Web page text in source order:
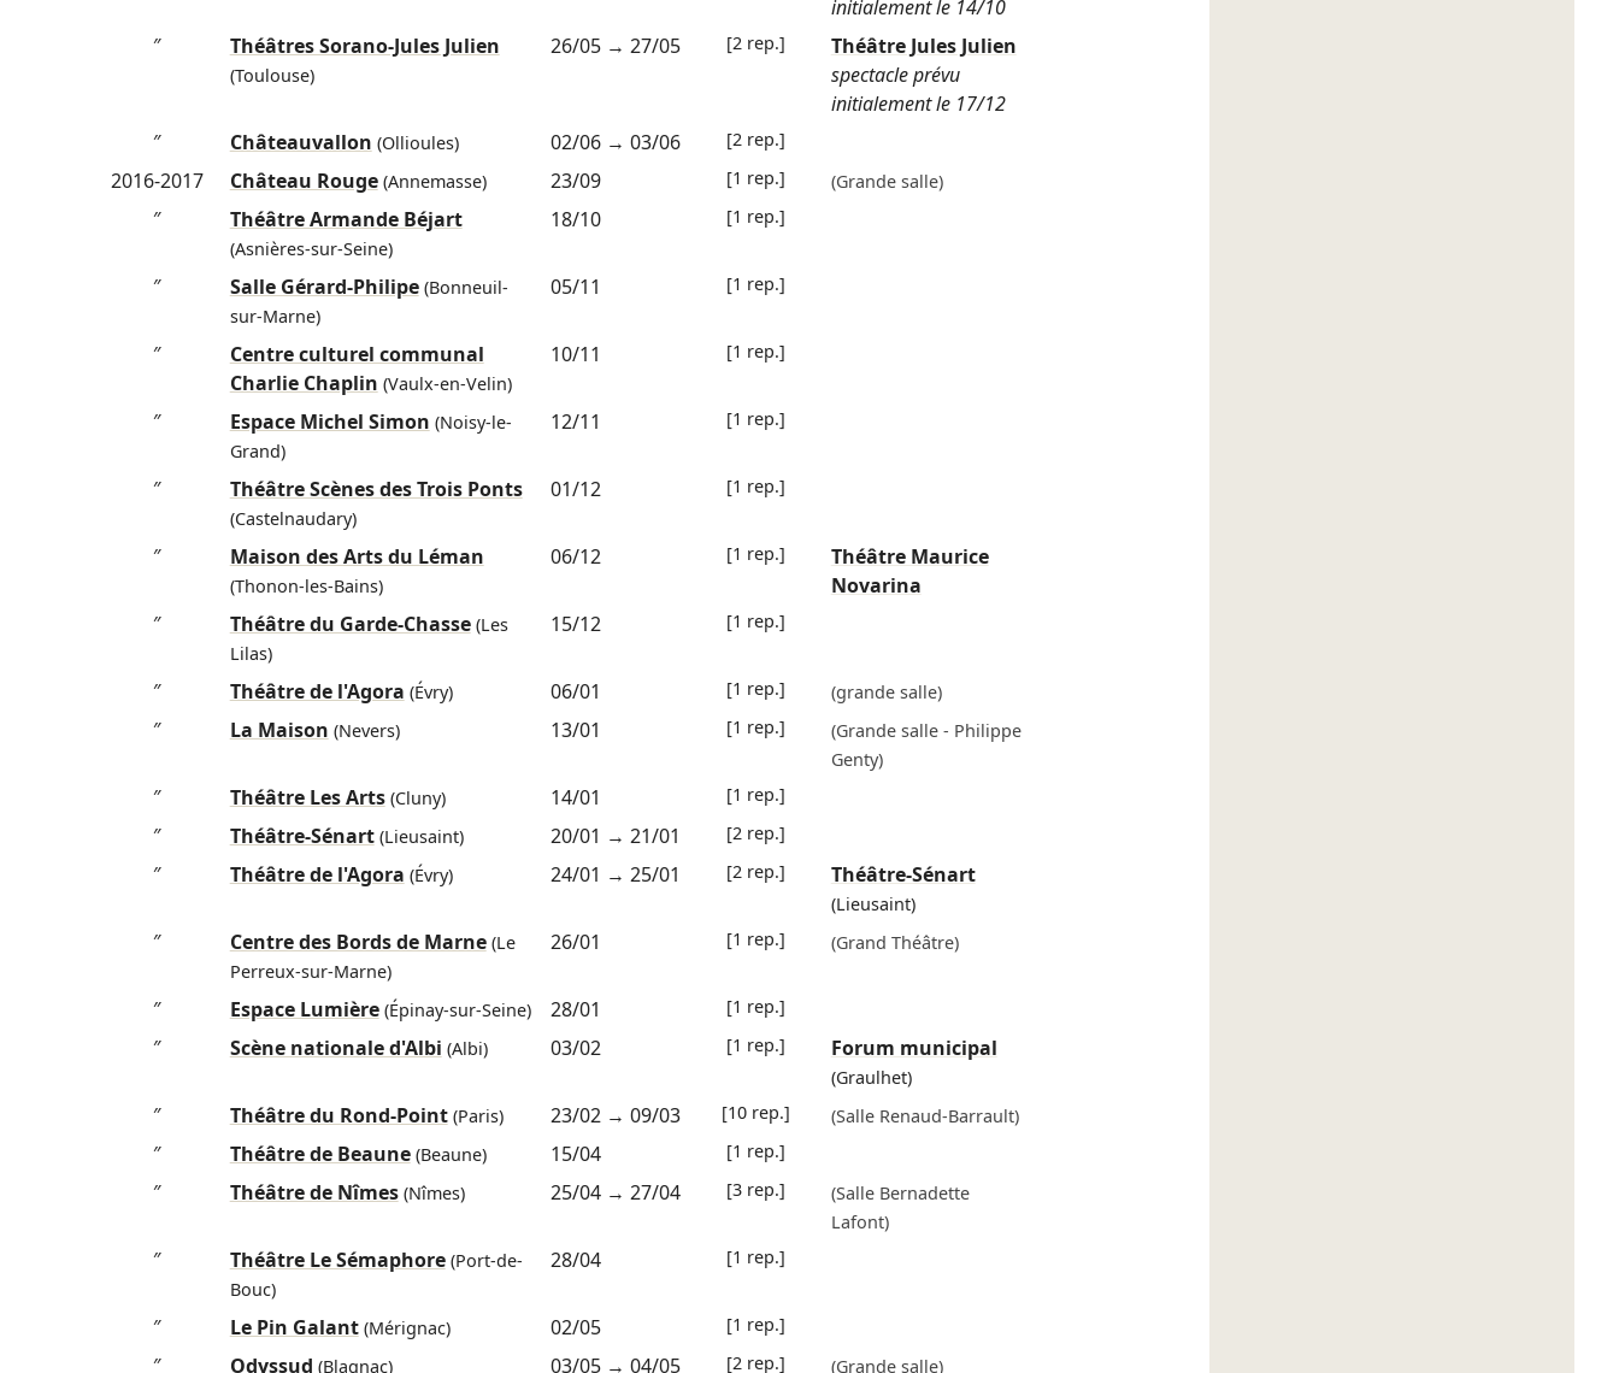
initialement le 14/10
″
Théâtres Sorano-Jules Julien
(Toulouse)
26/05→ 27/05 [2 rep.]
Théâtre Jules Julien
spectacle prévu
initialement le 17/12
″
Châteauvallon (Ollioules) 02/06→ 03/06 [2 rep.]
2016-2017 Château Rouge(Annemasse) 23/09 [1 rep.] (Grande salle)
″ Théâtre Armande Béjart
(Asnières-sur-Seine)
18/10 [1 rep.]
″ Salle Gérard-Philipe(Bonneuil-
sur-Marne)
05/11 [1 rep.]
″
Centre culturel communal
Charlie Chaplin (Vaulx-en-Velin)
10/11 [1 rep.]
″ Espace Michel Simon (Noisy-le-
Grand)
12/11 [1 rep.]
″ Théâtre Scènes des Trois Ponts
(Castelnaudary)
01/12 [1 rep.]
″ Maison des Arts du Léman
(Thonon-les-Bains)
06/12 [1 rep.]
Théâtre Maurice
Novarina
″
Théâtre du Garde-Chasse(Les
Lilas)
15/12 [1 rep.]
″ Théâtre de l'Agora (Évry) 06/01 [1 rep.] (grande salle)
″ La Maison (Nevers) 13/01 [1 rep.]
(Grande salle - Philippe
Genty)
″ Théâtre Les Arts(Cluny) 14/01 [1 rep.]
″ Théâtre-Sénart(Lieusaint) 20/01 → 21/01 [2 rep.]
″ Théâtre de l'Agora (Évry) 24/01 → 25/01 [2 rep.] Théâtre-Sénart
(Lieusaint)
″ Centre des Bords de Marne(Le
Perreux-sur-Marne)
26/01 [1 rep.] (Grand Théâtre)
″ Espace Lumière(Épinay-sur-Seine) 28/01 [1 rep.]
″ Scène nationale d'Albi (Albi) 03/02 [1 rep.] Forum municipal
(Graulhet)
″ Théâtre du Rond-Point(Paris) 23/02→ 09/03 [10 rep.] (Salle Renaud-Barrault)
″ Théâtre de Beaune(Beaune) 15/04 [1 rep.]
″ Théâtre de Nîmes(Nîmes) 25/04→ 27/04 [3 rep.]
(Salle Bernadette
Lafont)
″ Théâtre Le Sémaphore(Port-de-
Bouc)
28/04 [1 rep.]
″ Le Pin Galant(Mérignac) 02/05 [1 rep.]
″ Odyssud (Blagnac) 03/05→ 04/05 [2 rep.] (Grande salle)